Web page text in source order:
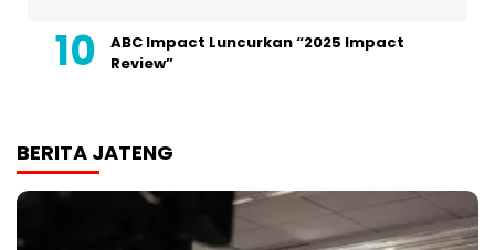
ABC Impact Luncurkan “2025 Impact
Review”
BERITA JATENG